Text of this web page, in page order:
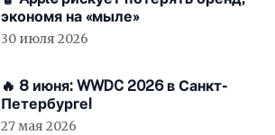
экономя на «мыле»
30 июля 2026
🔥 8 июня: WWDC 2026 в Санкт-
Петербурге!
27 мая 2026